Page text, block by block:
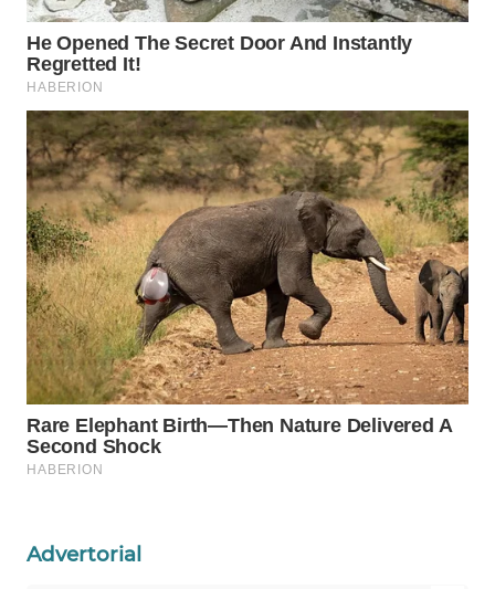
Advertorial
WAHANA
LISTRIK
WAHANA
TRAVEL
WAHANA
TV
WAHANANEWS
ID
WAHANANEWS
CO ID
WAHANANEWS
NET